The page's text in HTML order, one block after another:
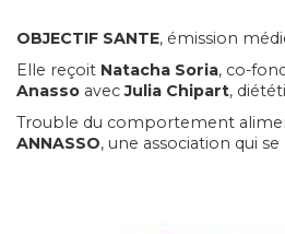
OBJECTIF SANTE, émission
Elle reçoit Natacha Soria, co-
Anasso avecJulia Chipart,
Trouble du comportement
ANNASSO, une association qui